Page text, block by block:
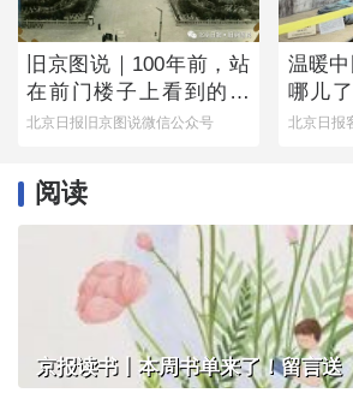
旧京图说｜100年前，站
在前门楼子上看到的是
这番景象
北京日报旧京图说微信公众号
温暖
哪儿
出令人
北京日报
阅读
京报读书丨本周书单来了！留言送